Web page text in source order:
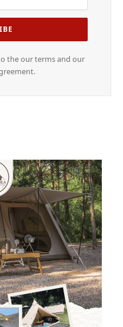
the our terms and our